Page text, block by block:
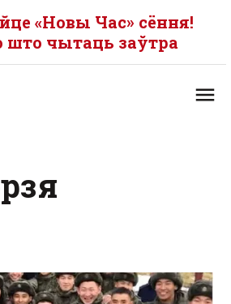
«Новы Час» сёння!
што чытаць заўтра